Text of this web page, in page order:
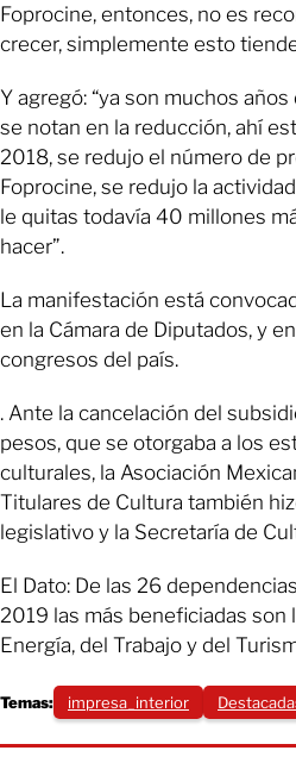
Foprocine, entonces, no es
crecer, simplemente esto
Y agregó: “ya son muchos
se notan en la reducción, ahí
2018, se redujo el número de
Foprocine, se redujo la
le quitas todavía 40 millones
hacer”.
La manifestación está
en la Cámara de Diputados, y
congresos del país.
. Ante la cancelación del
pesos, que se otorgaba a los
culturales, la Asociación
Titulares de Cultura también
legislativo y la Secretaría de
El Dato: De las 26
2019 las más beneficiadas son
Energía, del Trabajo y del
Temas: impresa_interior